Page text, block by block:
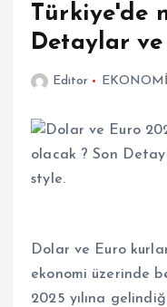
Türkiye'de
Detaylar
Editor EKONOMİ
Dolar ve Euro
ekonomi üzerinde
2025 yılına